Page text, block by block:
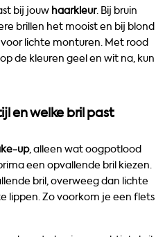
bij jouw haarkleur. Bij bruin
brillen het mooist en bij blond
lichte monturen. Met rood
de kleuren geel en wit na, kun
en welke bril past
up, alleen wat oogpotlood
een opvallende bril kiezen.
bril, overweeg dan lichte
lippen. Zo voorkom je een flets